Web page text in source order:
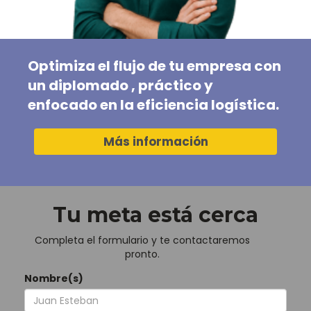
Especialización virtual en
Dirección de Operaciones y Logística
Modalidad: Online
Saber más
Diplomado virtual en
Metodologías Ágiles
Optimiza el flujo de tu empresa con
un diplomado , práctico y
enfocado en la eficiencia logística.
Más información
Tu meta está cerca
Completa el formulario y te contactaremos
pronto.
Nombre(s)